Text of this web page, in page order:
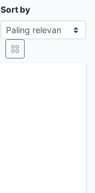
Sort by